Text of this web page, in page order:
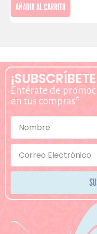
AÑADIR AL CARRITO
Entérate de
en tus compras*